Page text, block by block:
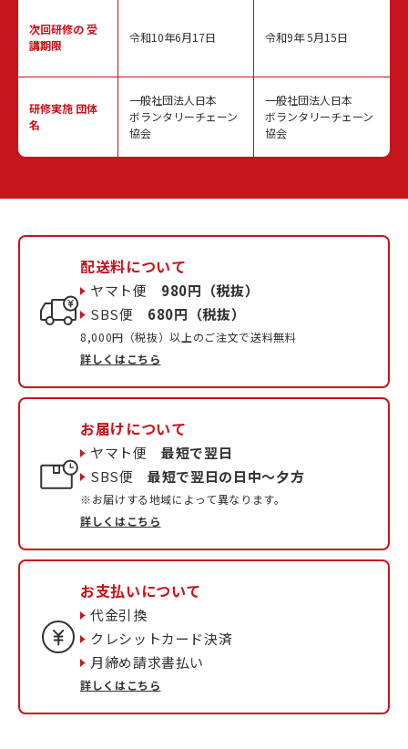
次回研修の受
講期限
研修実施 団体
名
令和10年6月17日
一般社団法人日本
ボランタリーチェーン
協会
令和9年 5月15日
一般社団法人日本
ボランタリーチェーン
協会
配送料について
ヤマト便 980円（税抜）
SBS便 680円（税抜）
8,000円（税抜）以上のご注文で送料無料
詳しくはこちら
お届けについて
ヤマト便最短で翌日
SBS便最短で翌日の日中〜夕方
※お届けする地域によって異なります。
詳しくはこちら
お支払いについて
代金引換
クレシットカード決済
月締め請求書払い
詳しくはこちら